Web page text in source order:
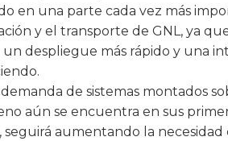
en una parte cada vez más
y el transporte de GNL, ya
despliegue más rápido y una
de sistemas montados
aún se encuentra en sus
aumentando la